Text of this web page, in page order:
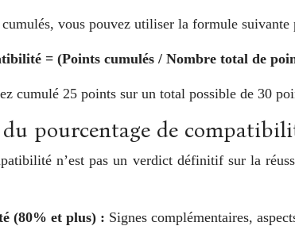
vous pouvez utiliser la formule
= (Points cumulés / Nombre total de
cumulé 25 points sur un total possible de 30
pourcentage de
n’est pas un verdict définitif sur la
(80% et plus) : Signes complémentaires,